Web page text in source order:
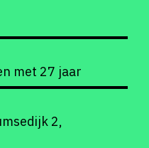
met 27 jaar
2,